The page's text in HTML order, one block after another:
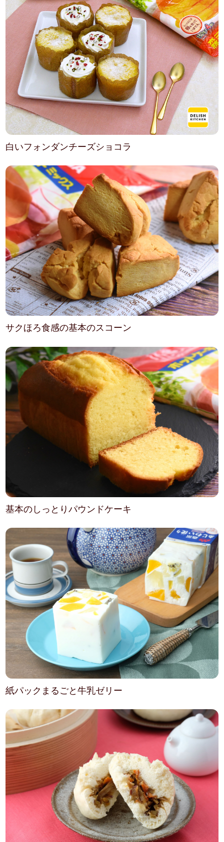
白いフォンダンチーズショコラ
サクほろ食感の基本のスコーン
基本のしっとりパウンドケーキ
紙パックまるごと牛乳ゼリー